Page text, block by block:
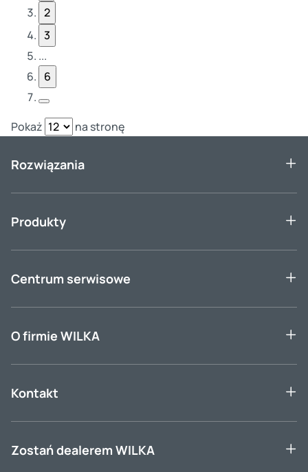
2
3
...
6
Pokaż
na stronę
Rozwiązania
Produkty
Centrum serwisowe
O firmie WILKA
Kontakt
Zostań dealerem WILKA